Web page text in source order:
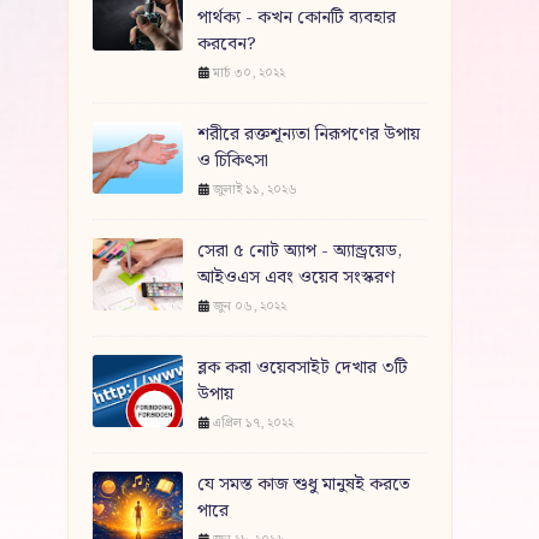
পার্থক্য - কখন কোনটি ব্যবহার
করবেন?
মার্চ ৩০, ২০২২
শরীরে রক্তশূন্যতা নিরূপণের উপায়
ও চিকিৎসা
জুলাই ১১, ২০২৬
সেরা ৫ নোট অ্যাপ - অ্যান্ড্রয়েড,
আইওএস এবং ওয়েব সংস্করণ
জুন ০৬, ২০২২
ব্লক করা ওয়েবসাইট দেখার ৩টি
উপায়
এপ্রিল ১৭, ২০২২
যে সমস্ত কাজ শুধু মানুষই করতে
পারে